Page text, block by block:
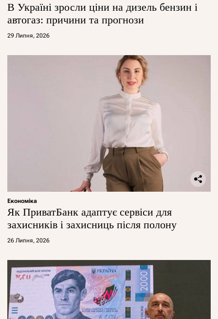
В Україні зросли ціни на дизель бензин і
автогаз: причини та прогнози
29 Липня, 2026
Економіка
Як ПриватБанк адаптує сервіси для
захисників і захисниць після полону
26 Липня, 2026